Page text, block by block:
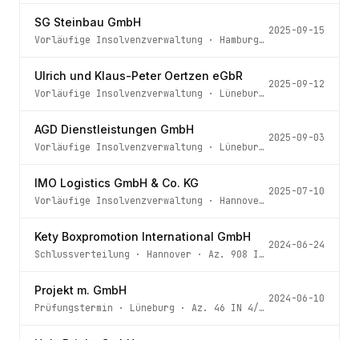
SG Steinbau GmbH
Vorläufige Insolvenzverwaltung · Hamburg· Az.
2025-09-15
Ulrich und Klaus-Peter Oertzen eGbR
Vorläufige Insolvenzverwaltung · Lüneburg
2025-09-12
AGD Dienstleistungen GmbH
Vorläufige Insolvenzverwaltung · Lüneburg
2025-09-03
IMO Logistics GmbH & Co. KG
Vorläufige Insolvenzverwaltung · Hannover
2025-07-10
Kety Boxpromotion International GmbH
Schlussverteilung · Hannover · Az. 908 IN 300/21 - 3 -
2024-06-24
Projekt m. GmbH
Prüfungstermin · Lüneburg · Az. 46 IN 4/24
2024-06-10